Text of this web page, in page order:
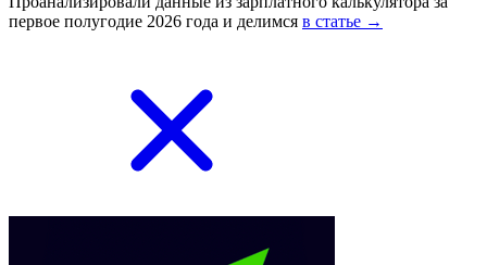
первое полугодие 2026 года и делимся в статье →